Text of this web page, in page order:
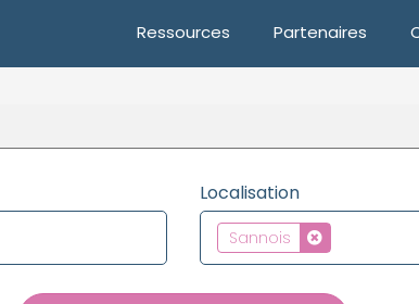
Ressources Partenaires
Localisation
Sannois